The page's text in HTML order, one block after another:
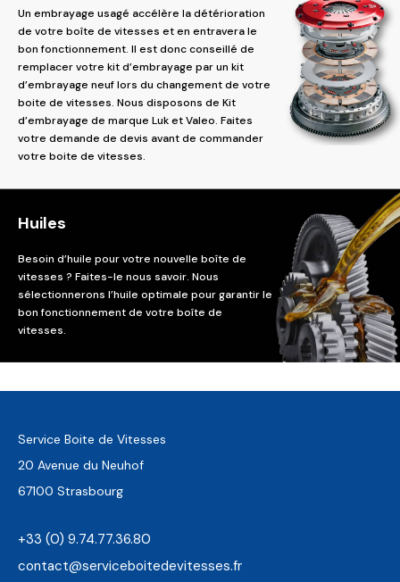
Un embrayage usagé accélère la détérioration
de votre boîte de vitesses et en entravera le
bon fonctionnement. Il est donc conseillé de
remplacer votre kit d’embrayage par un kit
d’embrayage neuf lors du changement de votre
boite de vitesses. Nous disposons de Kit
d’embrayage de marque Luk et Valeo. Faites
votre demande de devis avant de commander
votre boite de vitesses.
Huiles
Besoin d’huile pour votre nouvelle boîte de
vitesses ? Faites-le nous savoir. Nous
sélectionnerons l’huile optimale pour garantir le
bon fonctionnement de votre boîte de
vitesses.
Service Boite de Vitesses
20 Avenue du Neuhof
67100 Strasbourg
+33 (0) 9.74.77.36.80
contact@serviceboitedevitesses.fr